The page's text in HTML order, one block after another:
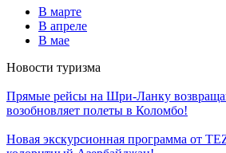
В марте
В апреле
В мае
Новости туризма
Прямые рейсы на Шри-Ланку
возобновляет полеты в Коломбо!
Новая экскурсионная программа от